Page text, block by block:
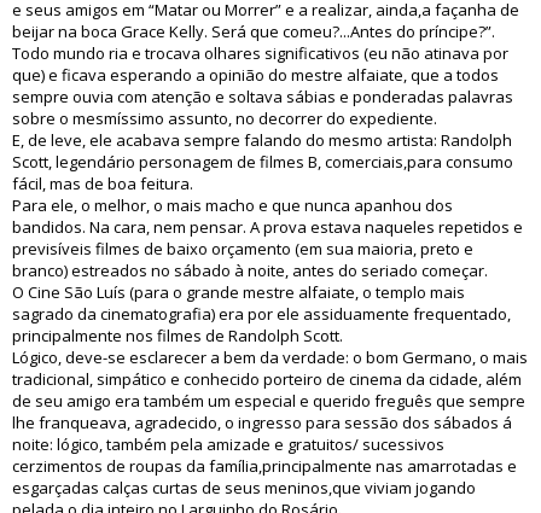
e seus amigos em “Matar ou Morrer” e a realizar, ainda,a façanha de
beijar na boca Grace Kelly. Será que comeu?...Antes do príncipe?”.
Todo mundo ria e trocava olhares significativos (eu não atinava por
que) e ficava esperando a opinião do mestre alfaiate, que a todos
sempre ouvia com atenção e soltava sábias e ponderadas palavras
sobre o mesmíssimo assunto, no decorrer do expediente.
E, de leve, ele acabava sempre falando do mesmo artista: Randolph
Scott, legendário personagem de filmes B, comerciais,para consumo
fácil, mas de boa feitura.
Para ele, o melhor, o mais macho e que nunca apanhou dos
bandidos. Na cara, nem pensar. A prova estava naqueles repetidos e
previsíveis filmes de baixo orçamento (em sua maioria, preto e
branco) estreados no sábado à noite, antes do seriado começar.
O Cine São Luís (para o grande mestre alfaiate, o templo mais
sagrado da cinematografia) era por ele assiduamente frequentado,
principalmente nos filmes de Randolph Scott.
Lógico, deve-se esclarecer a bem da verdade: o bom Germano, o mais
tradicional, simpático e conhecido porteiro de cinema da cidade, além
de seu amigo era também um especial e querido freguês que sempre
lhe franqueava, agradecido, o ingresso para sessão dos sábados á
noite: lógico, também pela amizade e gratuitos/ sucessivos
cerzimentos de roupas da família,principalmente nas amarrotadas e
esgarçadas calças curtas de seus meninos,que viviam jogando